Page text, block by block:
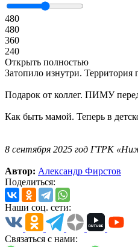
480
480
360
240
Открыть полностью
Затопило изнутри. Территория
Подарок от коллег. ПИМУ
Как быть мамой. Теперь в
8 сентября 2025 год ГТРК
Автор: Александр Фирстов
Поделиться:
Наши соц. сети:
Связаться с нами: